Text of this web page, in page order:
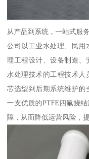
从产品到系统，一站式服务
公司以工业水处理、民用
理工程设计、设备制造、
水处理技术的工程技术人
芯选型到后期系统维护的
一支优质的PTFE四氟烧
障，从而降低运营风险，